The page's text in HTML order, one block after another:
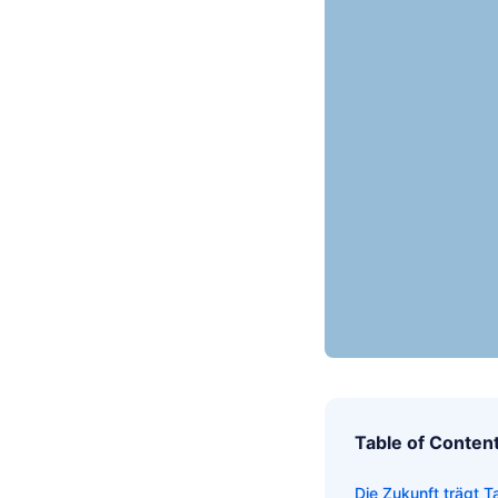
Table of
Die Zukunft trägt